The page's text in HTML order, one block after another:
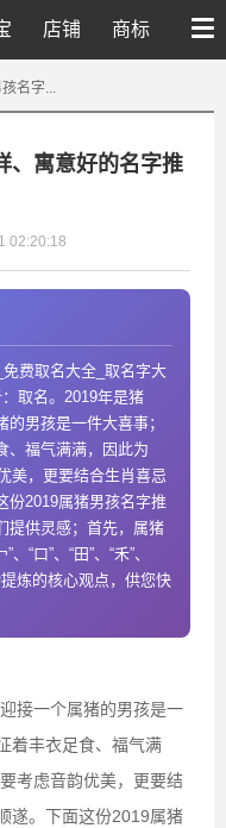
店铺 商标
名字...
、寓意好的名字推
02:20:18
费取名大全_取名字大
取名。2019年是猪
男孩是一件大喜事；
、福气满满，因此为
美，更要结合生肖喜忌
份2019属猪男孩名字推
提供灵感；首先，属猪
“口”、“田”、“禾”、
提炼的核心观点，供您快
接一个属猪的男孩是一
着丰衣足食、福气满
考虑音韵优美，更要结
遂。下面这份2019属猪